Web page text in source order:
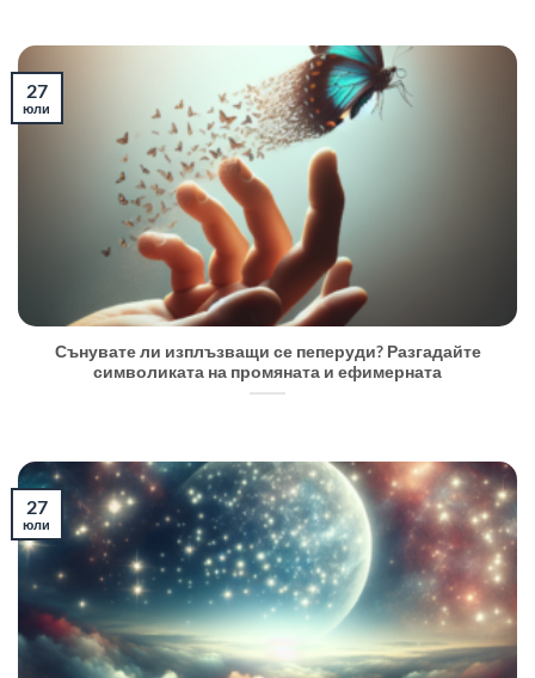
Сънувате ли изплъзващи се пеперуди? Разгадайте
символиката на промяната и ефимерната
27
юли
27
юли